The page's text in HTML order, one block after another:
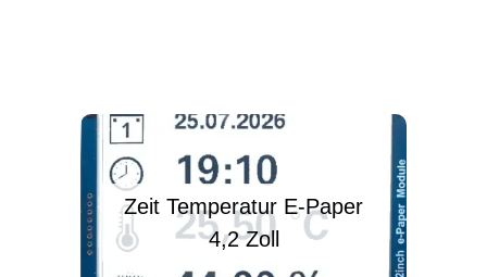
Zeit Temperatur E-Paper
4,2 Zoll